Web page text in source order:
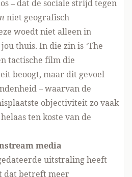
– dat de sociale strijd tegen
niet geografisch
woedt niet alleen in
thuis. In die zin is ‘The
tactische film die
beoogt, maar dit gevoel
– waarvan de
objectiviteit zo vaak
ten koste van de
media
uitstraling heeft
dat betreft meer